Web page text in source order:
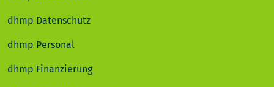
dhmp Datenschutz
dhmp Personal
dhmp Finanzierung